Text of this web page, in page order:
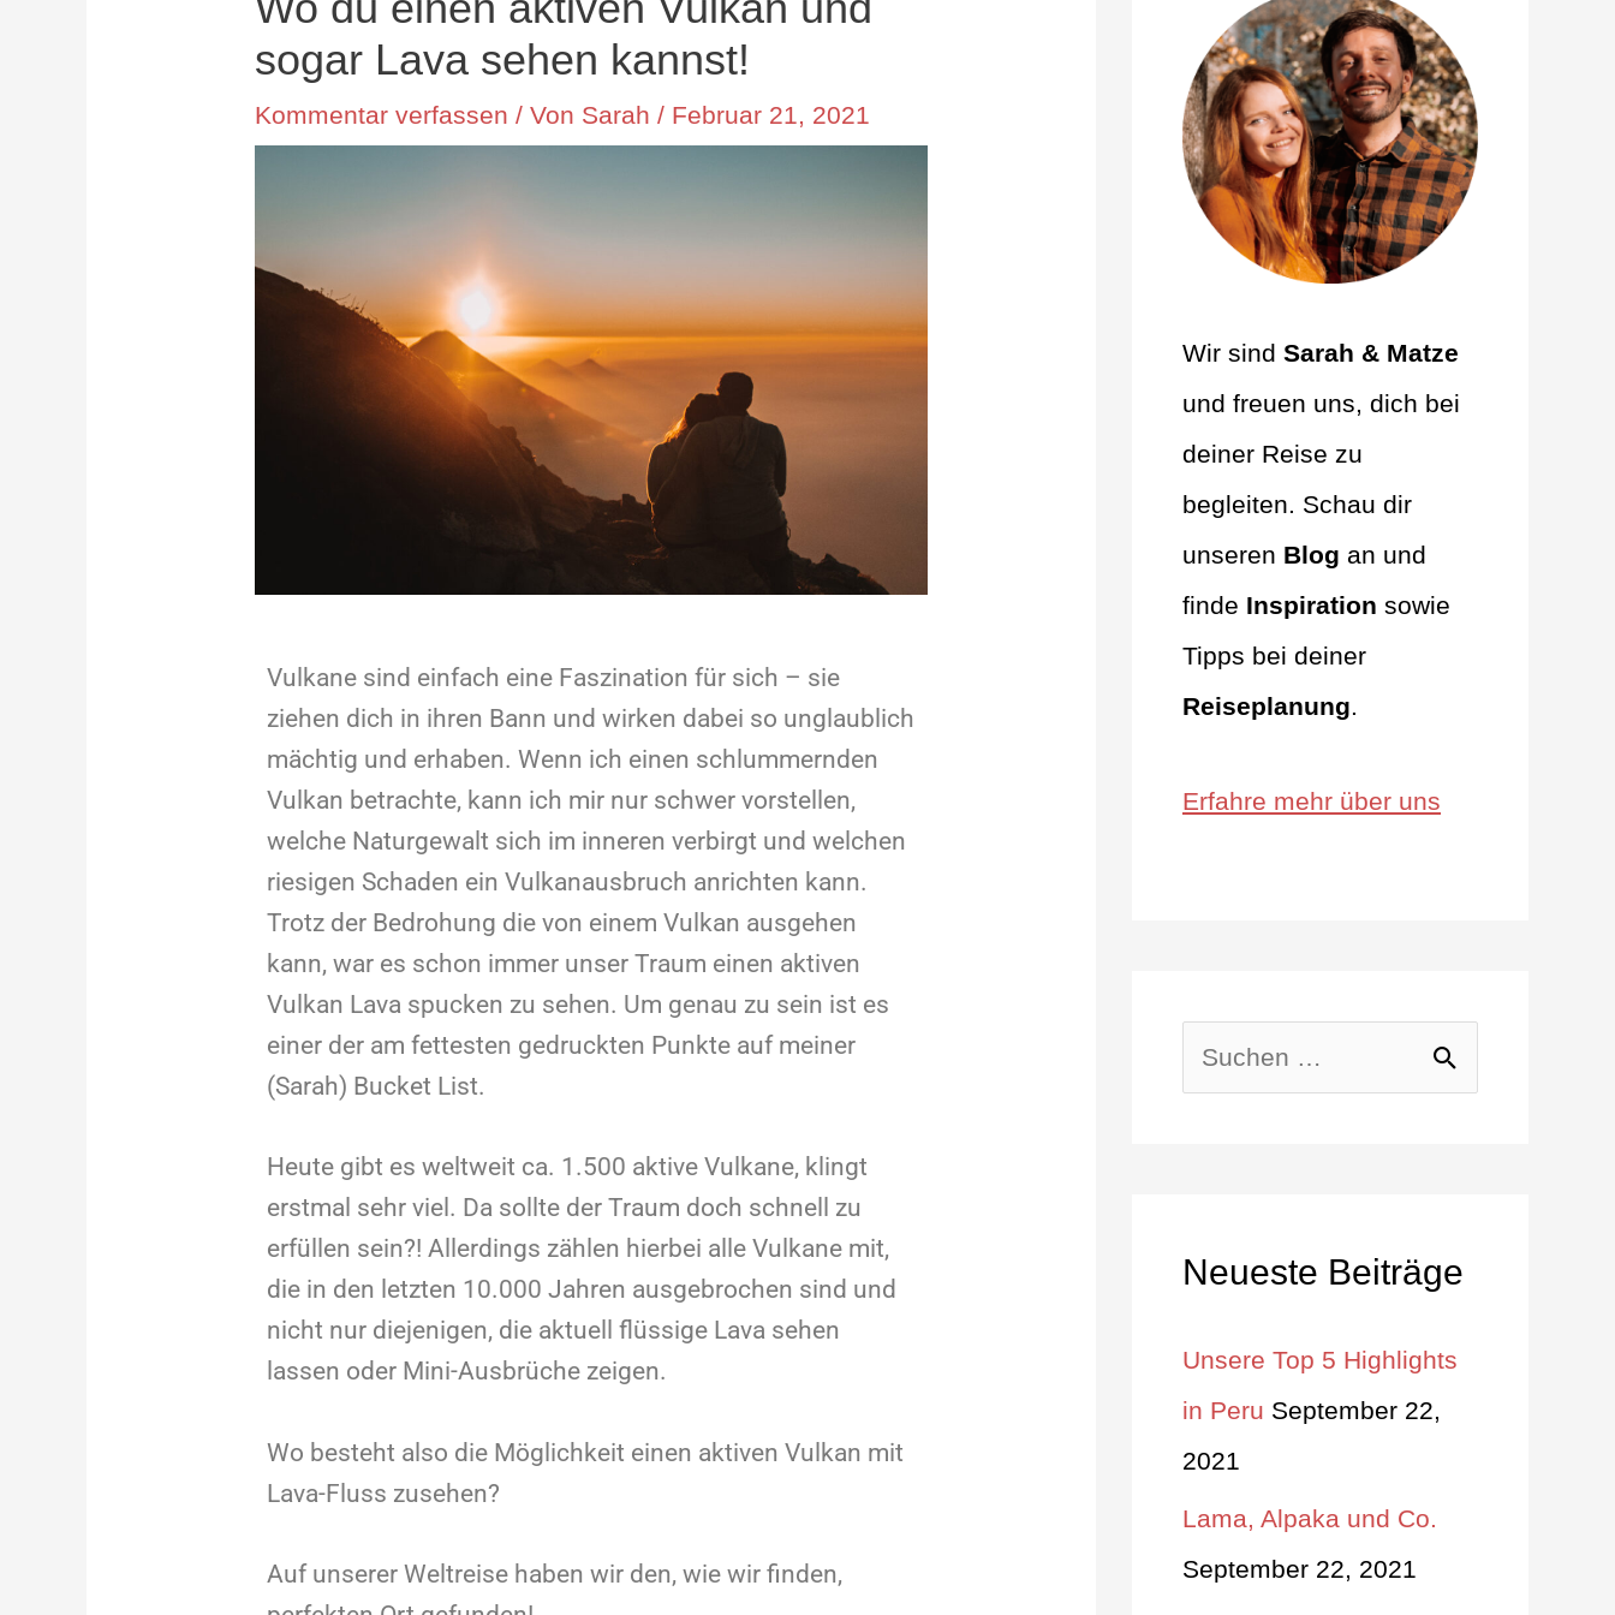
sogar Lava sehen kannst!
Kommentar verfassen / Von Sarah/ Februar 21, 2021
Vulkane sind einfach eine Faszination für sich – sie
ziehen dich in ihren Bann und wirken dabei so unglaublich
mächtig und erhaben. Wenn ich einen schlummernden
Vulkan betrachte, kann ich mir nur schwer vorstellen,
welche Naturgewalt sich im inneren verbirgt und welchen
riesigen Schaden ein Vulkanausbruch anrichten kann.
Trotz der Bedrohung die von einem Vulkan ausgehen
kann, war es schon immer unser Traum einen aktiven
Vulkan Lava spucken zu sehen. Um genau zu sein ist es
einer der am fettesten gedruckten Punkte auf meiner
(Sarah) Bucket List.
Heute gibt es weltweit ca. 1.500 aktive Vulkane, klingt
erstmal sehr viel. Da sollte der Traum doch schnell zu
erfüllen sein?! Allerdings zählen hierbei alle Vulkane mit,
die in den letzten 10.000 Jahren ausgebrochen sind und
nicht nur diejenigen, die aktuell flüssige Lava sehen
lassen oder Mini-Ausbrüche zeigen.
Wo besteht also die Möglichkeit einen aktiven Vulkan mit
Lava-Fluss zusehen?
Auf unserer Weltreise haben wir den, wie wir finden,
Wir sind Sarah & Matze
und freuen uns, dich bei
deiner Reise zu
begleiten. Schau dir
unseren Blog an und
finde Inspiration sowie
Tipps bei deiner
Reiseplanung.
Erfahre mehr über uns
e
n
a
c
h
:
Neueste Beiträge
Unsere Top 5 Highlights
in Peru September 22,
2021
Lama, Alpaka und Co.
September 22, 2021